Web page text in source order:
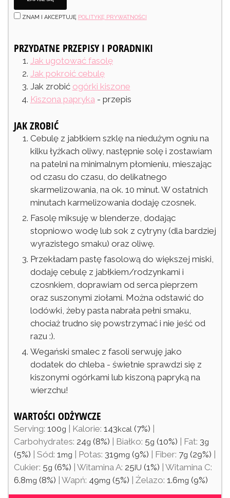
ZNAM I AKCEPTUJĘ POLITYKĘ PRYWATNOŚCI
PRZYDATNE PRZEPISY I PORADNIKI
Jak ugotować fasolę
Jak pokroić cebulę
Jak zrobić ogórki kiszone
Kiszona papryka- przepis
JAK ZROBIĆ
Cebulę z jabłkiem szklę na niedużym ogniu na
kilku łyżkach oliwy, następnie solę i zostawiam
na patelni na minimalnym płomieniu, mieszając
od czasu do czasu, do delikatnego
skarmelizowania, na ok. 10 minut. W ostatnich
minutach karmelizowania dodaję czosnek.
Fasolę miksuję w blenderze, dodając
stopniowo wodę lub sok z cytryny (dla bardziej
wyrazistego smaku) oraz oliwę.
Przekładam pastę fasolową do większej miski,
dodaję cebulę z jabłkiem/rodzynkami i
czosnkiem, doprawiam od serca pieprzem
oraz suszonymi ziołami. Można odstawić do
lodówki, żeby pasta nabrała pełni smaku,
chociaż trudno się powstrzymać i nie jeść od
razu :).
Wegański smalec z fasoli serwuję jako
dodatek do chleba - świetnie sprawdzi się z
kiszonymi ogórkami lub kiszoną papryką na
wierzchu!
WARTOŚCI ODŻYWCZE
Serving: 100g Kalorie: 143kcal(7%)
Carbohydrates: 24g (8%) Białko: 5g (10%) Fat: 3g
(5%) Sód: 1mg Potas: 319mg (9%) Fiber: 7g (29%)
Cukier: 5g (6%) Witamina A: 25IU (1%) Witamina C:
6.8mg (8%) Wapń: 49mg (5%) Żelazo: 1.6mg (9%)